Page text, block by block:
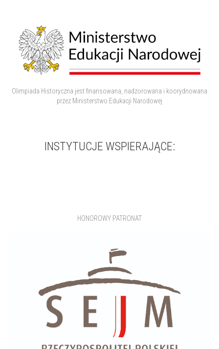
Olimpiada Historyczna jest finansowana, nadzorowana i koorydnowana
przez Ministerstwo Edukacji Narodowej
INSTYTUCJE WSPIERAJĄCE:
HONOROWY PATRONAT